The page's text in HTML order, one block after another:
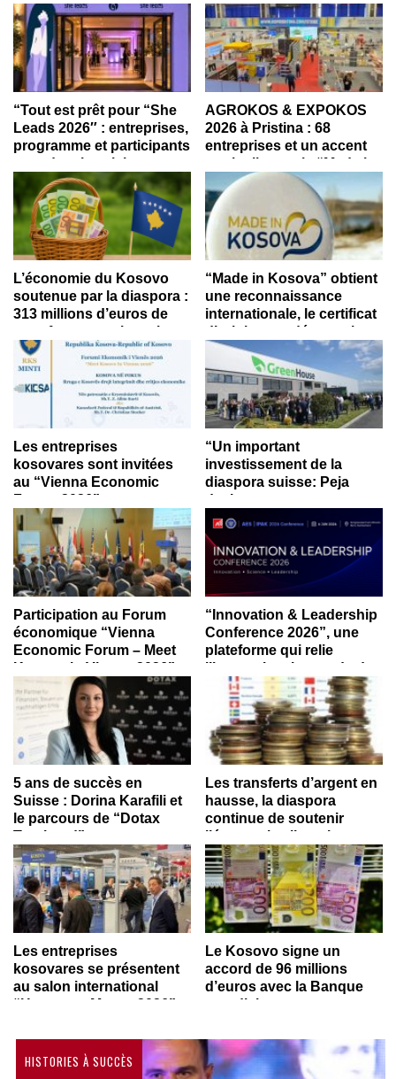
du Nord.
“Tout est prêt pour “She
Leads 2026″ : entreprises,
programme et participants
attendent les visiteurs au
salon de l’entrepreneuriat
et de la carrière”
AGROKOS & EXPOKOS
2026 à Pristina : 68
entreprises et un accent
particulier sur le “Made in
Kosova”
L’économie du Kosovo
soutenue par la diaspora :
313 millions d’euros de
transferts en trois mois
“Made in Kosova” obtient
une reconnaissance
internationale, le certificat
d’origine est désormais
accepté à l’échelle
mondiale
Les entreprises
kosovares sont invitées
au “Vienna Economic
Forum 2026”
“Un important
investissement de la
diaspora suisse: Peja
devient un nouveau
centre de production de
maisons préfabriquées”
Participation au Forum
économique “Vienna
Economic Forum – Meet
Kosovo in Vienna 2026”
“Innovation & Leadership
Conference 2026”, une
plateforme qui relie
l’innovation, le monde des
affaires et le leadership
albanais en Suisse
5 ans de succès en
Suisse : Dorina Karafili et
le parcours de “Dotax
Treuhand”
Les transferts d’argent en
hausse, la diaspora
continue de soutenir
l’économie albanaise
Les entreprises
kosovares se présentent
au salon international
“Hannover Messe 2026”
Le Kosovo signe un
accord de 96 millions
d’euros avec la Banque
mondiale
HISTORIES À SUCCÈS